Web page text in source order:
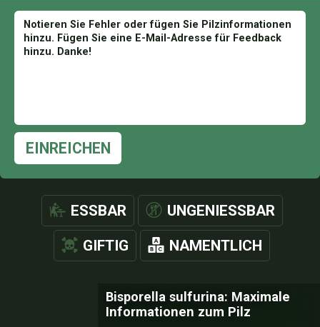
EINREICHEN
ESSBAR UNGENIESSBAR
GIFTIG NAMENTLICH
Bisporella sulfurina: Maximale
Informationen zum Pilz